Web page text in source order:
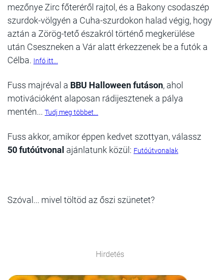
mezőnye Zirc főteréről rajtol, és a Bakony csodaszép
szurdok-völgyén a Cuha-szurdokon halad végig, hogy
aztán a Zörög-tető északról történő megkerülése
után Cseszneken a Vár alatt érkezzenek be a futók a
Célba. Infó itt...
Fuss majréval a BBU Halloween futáson, ahol
motivációként alaposan rádijesztenek a pálya
mentén... Tudj meg többet...
Fuss akkor, amikor éppen kedvet szottyan, válassz
50 futóútvonal ajánlatunk közül: Futóútvonalak
Szóval... mivel töltöd az őszi szünetet?
Hirdetés